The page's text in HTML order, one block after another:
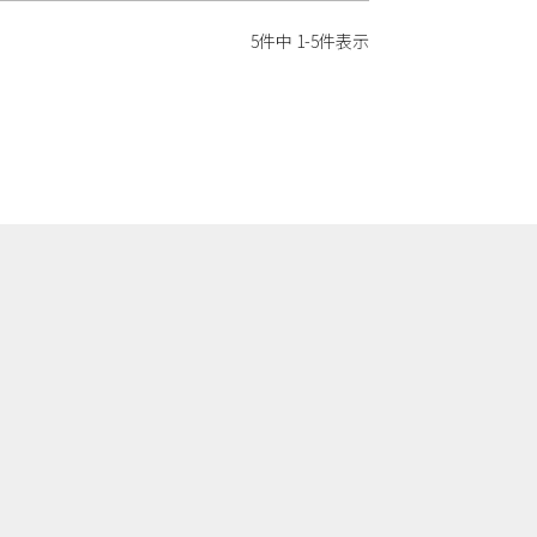
5件中 1-5件表示